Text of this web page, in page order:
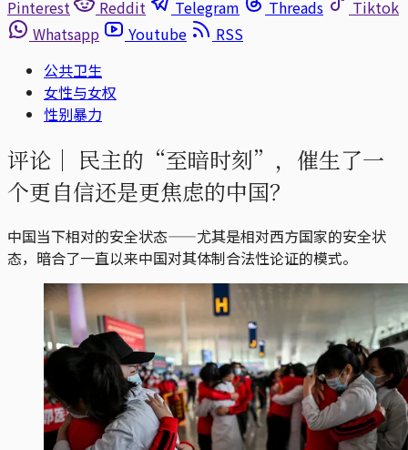
Pinterest
Reddit Telegram Threads
Tiktok
Whatsapp
Youtube
RSS
公共卫生
女性与女权
性别暴力
评论｜ 民主的“至暗时刻”，催生了一
个更自信还是更焦虑的中国？
中国当下相对的安全状态——尤其是相对西方国家的安全状
态，暗合了一直以来中国对其体制合法性论证的模式。